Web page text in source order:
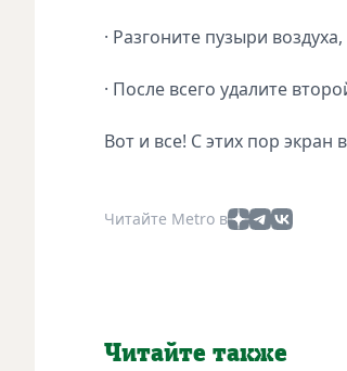
· Разгоните пузыри
· После всего удалите
Вот и все! С этих пор
Читайте Metro в
Читайте также